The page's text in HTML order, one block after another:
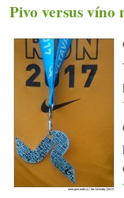
Pivo versus víno